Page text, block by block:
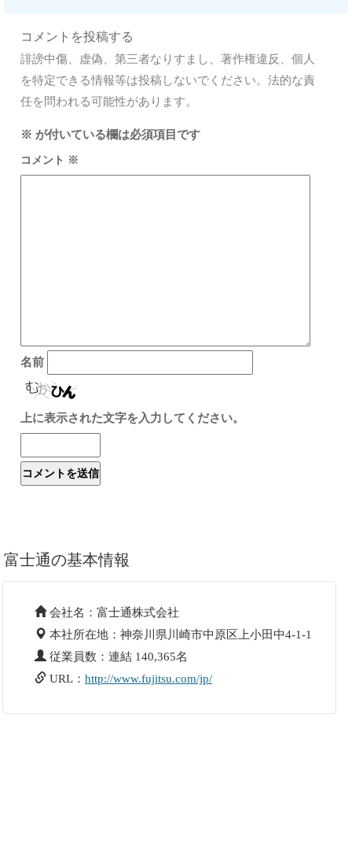
コメントを投稿する
誹謗中傷、虚偽、第三者なりすまし、著作権違反、個人
を特定できる情報等は投稿しないでください。法的な責
任を問われる可能性があります。
※ が付いている欄は必須項目です
コメント ※
名前
上に表示された文字を入力してください。
富士通の基本情報
会社名：富士通株式会社
本社所在地：神奈川県川崎市中原区上小田中4-1-1
従業員数：連結 140,365名
URL： http://www.fujitsu.com/jp/